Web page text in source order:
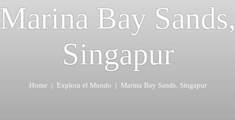
Marina Bay Sands,
Singapur
Home | Explora el Mundo | Marina Bay Sands, Singapur